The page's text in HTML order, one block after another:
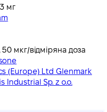
мг
мкг/відміряна доза
(Europe) Ltd Glenmark
Industrial Sp. z o.o.